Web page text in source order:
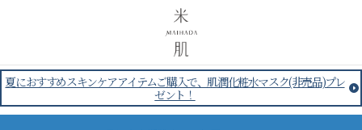
夏におすすめスキンケアアイテムご購入で、肌潤化粧水マスク(非売品)プレ
ゼント！